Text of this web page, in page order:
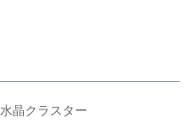
晶クラスター